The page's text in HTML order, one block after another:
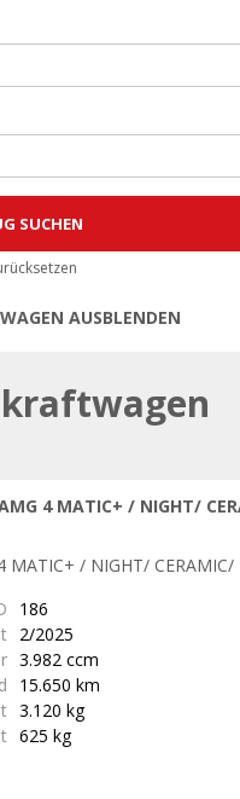
AUSBLENDEN
Öffnen | Filter schließen
4 MATIC+ / NIGHT/
186
2/2025
3.982 ccm
15.650 km
3.120 kg
625 kg